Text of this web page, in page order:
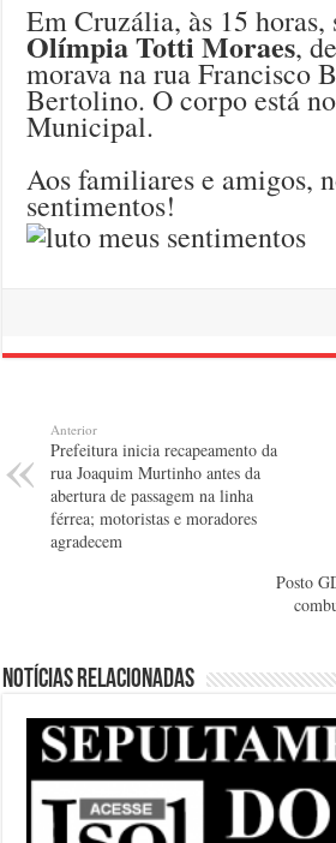
Em Cruzália, às 15 horas,
Olímpia Totti Moraes,
morava na rua Francisco
Bertolino. O corpo está
Municipal.
Aos familiares e amigos,
sentimentos!
Anterior
Prefeitura inicia recapeamento da
rua Joaquim Murtinho antes da
abertura de passagem na linha
férrea; motoristas e moradores
agradecem
Posto
Notícias relacionadas